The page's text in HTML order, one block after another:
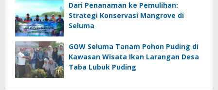
Dari Penanaman ke Pemulihan:
Strategi Konservasi Mangrove di
Seluma
GOW Seluma Tanam Pohon Puding di
Kawasan Wisata Ikan Larangan Desa
Taba Lubuk Puding